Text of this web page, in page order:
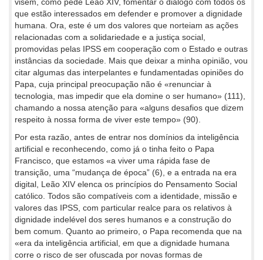
que estão interessados em defender e promover a dignidade
humana. Ora, este é um dos valores que norteiam as ações
relacionadas com a solidariedade e a justiça social,
promovidas pelas IPSS em cooperação com o Estado e outras
instâncias da sociedade. Mais que deixar a minha opinião, vou
citar algumas das interpelantes e fundamentadas opiniões do
Papa, cuja principal preocupação não é «renunciar à
tecnologia, mas impedir que ela domine o ser humano» (111),
chamando a nossa atenção para «alguns desafios que dizem
respeito à nossa forma de viver este tempo» (90).
Por esta razão, antes de entrar nos domínios da inteligência
artificial e reconhecendo, como já o tinha feito o Papa
Francisco, que estamos «a viver uma rápida fase de
transição, uma “mudança de época” (6), e a entrada na era
digital, Leão XIV elenca os princípios do Pensamento Social
católico. Todos são compatíveis com a identidade, missão e
valores das IPSS, com particular realce para os relativos à
dignidade indelével dos seres humanos e a construção do
bem comum. Quanto ao primeiro, o Papa recomenda que na
«era da inteligência artificial, em que a dignidade humana
corre o risco de ser ofuscada por novas formas de